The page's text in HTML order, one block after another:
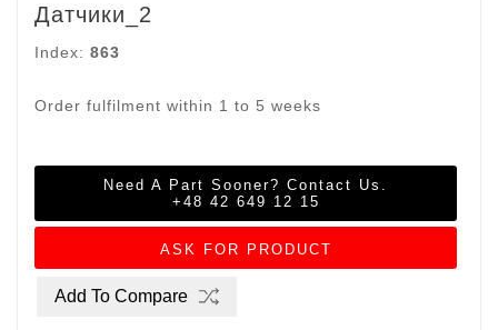
Датчики_2
Index: 863
Order fulfilment within 1 to 5 weeks
Need A Part Sooner? Contact Us.
+48 42 649 12 15
ASK FOR PRODUCT
Add To Compare